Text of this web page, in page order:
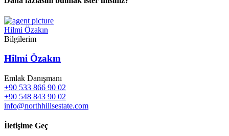
Hilmi Özakın
Bilgilerim
Hilmi Özakın
Emlak Danışmanı
+90 533 866 90 02
+90 548 843 90 02
info@northhillsestate.com
İletişime Geç